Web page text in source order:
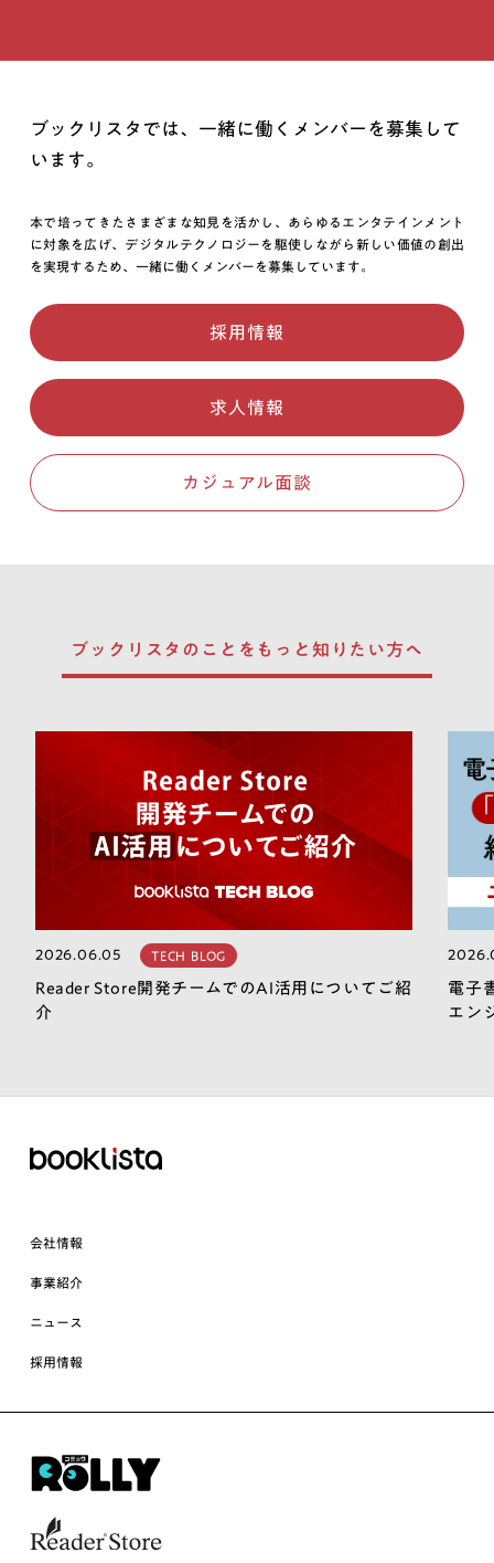
ブックリスタでは、一緒に働くメンバーを募集して
います。
本で培ってきたさまざまな知見を活かし、あらゆるエンタテインメント
に対象を広げ、デジタルテクノロジーを駆使しながら新しい価値の創出
を実現するため、一緒に働くメンバーを募集しています。
採用情報
求人情報
カジュアル面談
ブックリスタのことを もっと知りたい方へ
2026.06.05 TECH BLOG
Reader Store開発チームでのAI活用についてご紹
介
電子
エン
会社情報
事業紹介
ニュース
採用情報